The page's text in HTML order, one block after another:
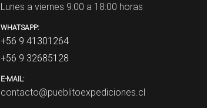
Lunes a viernes 9:00 a 18:00 horas
WHATSAPP:
+56 9 41301264
+56 9 32685128
E-MAIL:
contacto@pueblitoexpediciones.cl